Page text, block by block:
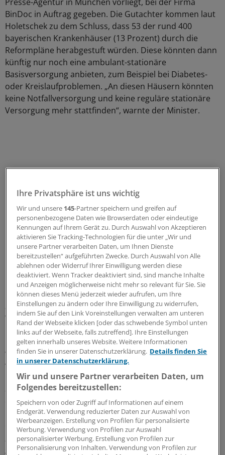
BinDoc in Auftrag gegeben. Die Gutachter kommen laut
Holetschek zu dem Schluss, dass 53 der rund 400
bayerischen Krankenhäuser (13 Prozent) durch die
Reformpläne herabgestuft würden. Diese könnten dann
künftig nur noch eine ambulant-stationäre
Basisversorgung anbieten, zum Beispiel bei Diabetes-
oder Kreislaufproblemen. „An diesen Häusern könnten
keine Notfallversorgung und keine reguläre stationäre
Versorgung mehr stattfinden“, warnte der Minister.
50 Kliniken wären keine vollwertigen
Krankenhäuser mehr
„Mehr als 50 Krankenhäuser in Bayern wären also keine
vollwertigen Krankenhäuser mehr, wenn der Bund die
bislang bekannten Pläne umsetzen würde. Auch bei
Häusern mit einem breiteren Versorgungsangebot
würde sich das Angebot nach den Berliner Plänen
verschlechtern. Knapp 100 Krankenhäuser würden
künftig nur noch eine stationäre Basisversorgung
anbieten“, sagte Holetschek. Zahlreiche andere auch in
der Fläche relevante Angebote würden nach der
Konzeption des Bundes an diesen Häusern wegfallen,
ein besonders gravierendes Beispiel sei die Geburtshilfe.
„Auch die Versorgung bei einem Schlaganfall wäre
gefährdet“, sagte er.
Ihre Privatsphäre ist uns wichtig
Wir und unsere 145-Partner speichern und greifen auf
personenbezogene Daten wie Browserdaten oder eindeutige
Kennungen auf Ihrem Gerät zu. Durch Auswahl von Akzeptieren
aktivieren Sie Tracking-Technologien für die unter „Wir und
unsere Partner verarbeiten Daten, um Ihnen Dienste
bereitzustellen“ aufgeführten Zwecke. Durch Auswahl von Alle
ablehnen oder Widerruf Ihrer Einwilligung werden diese
deaktiviert. Wenn Tracker deaktiviert sind, sind manche Inhalte
und Anzeigen möglicherweise nicht mehr so relevant für Sie. Sie
können dieses Menü jederzeit wieder aufrufen, um Ihre
Einstellungen zu ändern oder Ihre Einwilligung zu widerrufen,
indem Sie auf den Link Voreinstellungen verwalten am unteren
Rand der Webseite klicken [oder das schwebende Symbol unten
links auf der Webseite, falls zutreffend]. Ihre Einstellungen
gelten innerhalb unseres Website. Weitere Informationen
finden Sie in unserer Datenschutzerklärung. Details finden Sie
in unserer Datenschutzerklärung.
Wir und unsere Partner verarbeiten Daten, um
Folgendes bereitzustellen:
Speichern von oder Zugriff auf Informationen auf einem
Endgerät. Verwendung reduzierter Daten zur Auswahl von
Werbeanzeigen. Erstellung von Profilen für personalisierte
Werbung. Verwendung von Profilen zur Auswahl
personalisierter Werbung. Erstellung von Profilen zur
Personalisierung von Inhalten. Verwendung von Profilen zur